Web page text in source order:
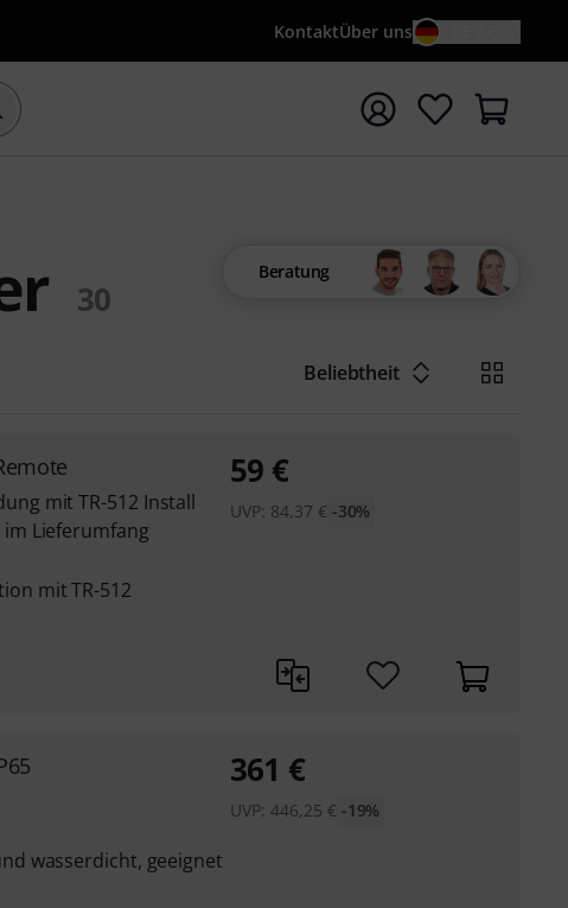
KontaktÜber uns
mit Suchwort {searchTerm} starten
30
Beratung
Beliebtheit
mit TR-512 Install
Lieferumfang
mit TR-512
59 €
UVP: 84,37 € -30%
wasserdicht, geeignet
361 €
UVP:446,25 € -19%